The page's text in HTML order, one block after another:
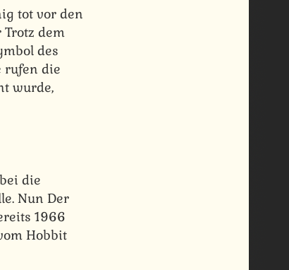
tot vor den
dem
des
rufen die
wurde,
die
Nun Der
1966
Hobbit